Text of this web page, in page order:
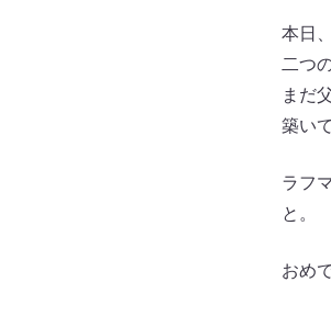
本日
二つ
まだ
築い
ラフ
と。
おめ